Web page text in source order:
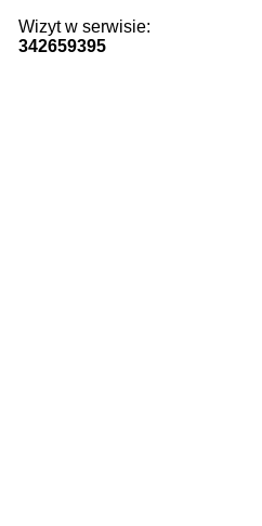
Wizyt w serwisie:
342659395